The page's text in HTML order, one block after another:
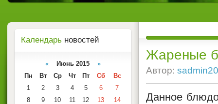
Жареные
Автор:
Данное
Календарь новостей
« Июнь 2015 »
Пн
Вт Ср Чт Пт Сб
Вс
1
2 3 4 5 6
7
8
9 10 11 12 13
14